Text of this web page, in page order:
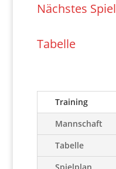
Nächstes Spiel
Tabelle
Training
Mannschaft
Tabelle